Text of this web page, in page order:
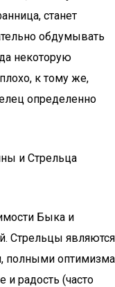
станет
обдумывать
некоторую
к тому же,
определенно
и Стрельца
Быка и
Стрельцы являются
полными оптимизма
радость (часто